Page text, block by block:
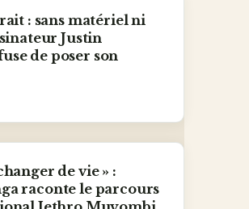
: sans matériel ni
Justin
de poser son
de vie » :
raconte le parcours